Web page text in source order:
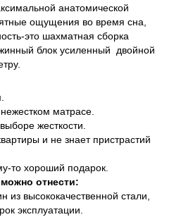
анатомической
ощущения во время сна,
это шахматная сборка
блок усиленный двойной
матрасе.
жесткости.
и не знает пристрастий
то хороший подарок.
отнести:
из высококачественной стали,
эксплуатации.